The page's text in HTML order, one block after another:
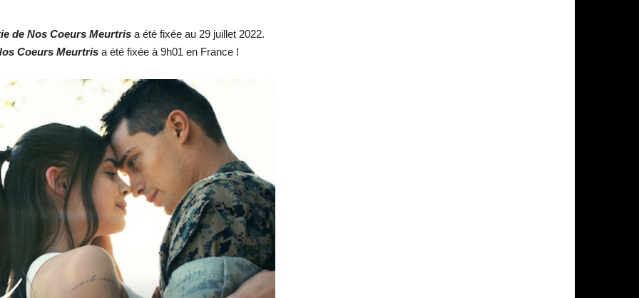
de Nos Coeurs Meurtris a été fixée au 29 juillet 2022.
Coeurs Meurtris a été fixée à 9h01 en France !